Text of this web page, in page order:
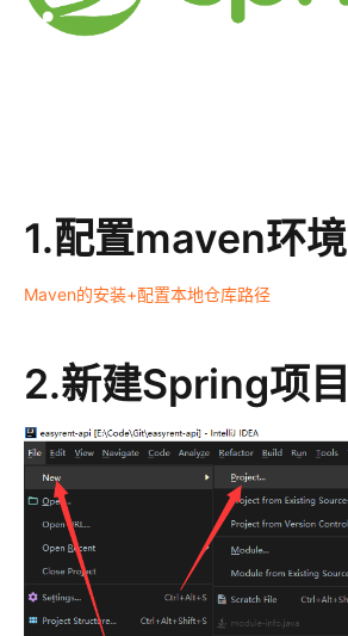
1.配置maven环境
Maven的安装+配置本地仓库路径
2.新建Spring项目